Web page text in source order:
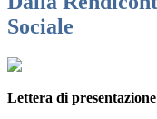
Sociale
Lettera di presentazione